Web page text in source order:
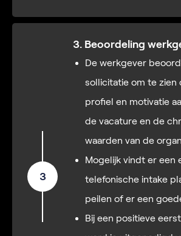
3
3. Beoordeling
De werkgever
sollicitatie om te zien
profiel en motivatie
de vacature en de
waarden van de
Mogelijk vindt er een
telefonische intake
peilen of er een
Bij een positieve